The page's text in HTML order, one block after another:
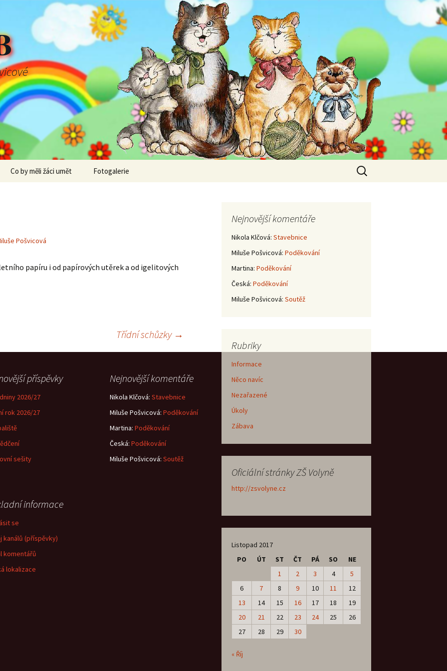
Co by měli žáci umět Fotogalerie
Vyhledávání
Pošvicová
papíru i od papírových utěrek a od igelitových
Třídní schůzky →
Nejnovější komentáře
Nikola Klčová: Stavebnice
Miluše Pošvicová: Poděkování
Martina: Poděkování
Česká: Poděkování
Miluše Pošvicová: Soutěž
Rubriky
Informace
Něco navíc
Nezařazené
Úkoly
Zábava
Oficiální stránky ZŠ Volyně
http://zsvolyne.cz
Listopad 2017
PO
ÚT ST ČT PÁ SO
NE
1
2 3 4
5
6
7 8 9 10 11
12
13
14 15 16 17 18
19
20
21 22 23 24 25
26
27
28 29 30
« Říj
příspěvky
2026/27
rok 2026/27
sešity
Nejnovější komentáře
Nikola Klčová: Stavebnice
Miluše Pošvicová: Poděkování
Martina: Poděkování
Česká: Poděkování
Miluše Pošvicová: Soutěž
informace
se
kanálů (příspěvky)
komentářů
lokalizace